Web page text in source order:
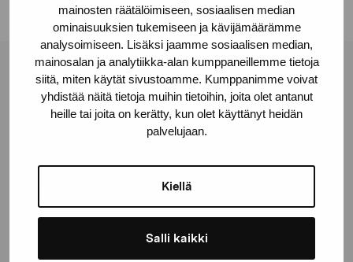
mainosten räätälöimiseen, sosiaalisen median
ominaisuuksien tukemiseen ja kävijämäärämme
analysoimiseen. Lisäksi jaamme sosiaalisen median,
mainosalan ja analytiikka-alan kumppaneillemme tietoja
siitä, miten käytät sivustoamme. Kumppanimme voivat
yhdistää näitä tietoja muihin tietoihin, joita olet antanut
heille tai joita on kerätty, kun olet käyttänyt heidän
palvelujaan.
Kiellä
Salli kaikki
Stiftelsen Pro Artibus